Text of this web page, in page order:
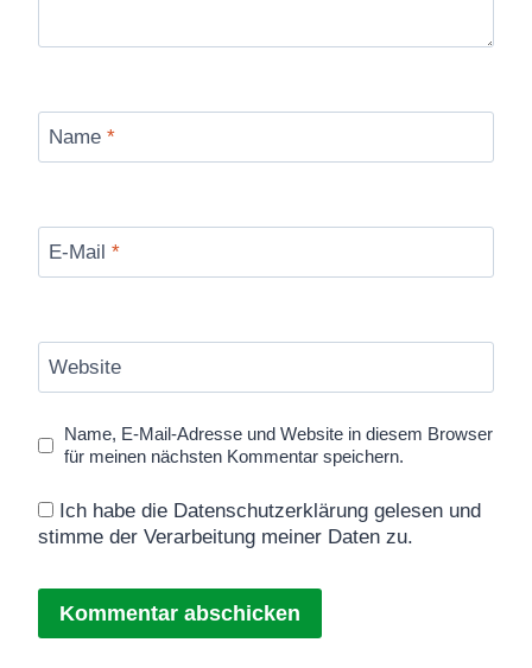
Name *
E-Mail *
Website
Name, E-Mail-Adresse und Website in diesem Browser
für meinen nächsten Kommentar speichern.
Ich habe die Datenschutzerklärung gelesen und
stimme der Verarbeitung meiner Daten zu.